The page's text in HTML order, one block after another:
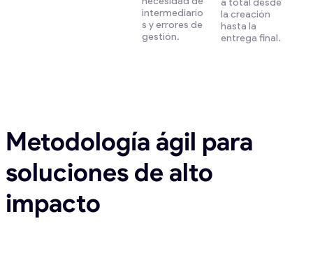
intermediario
s y errores de
gestión.
la creación
hasta la
entrega final.
Metodología ágil para
soluciones de alto
impacto